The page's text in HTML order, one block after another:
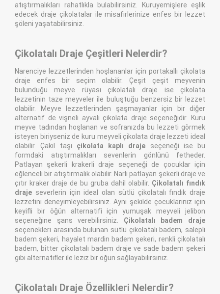
atıştırmalıkları rahatlıkla bulabilirsiniz. Kuruyemişlere eşlik
edecek draje çikolatalar ile misafirlerinize enfes bir lezzet
şöleni yaşatabilirsiniz.
Çikolatalı Draje Çeşitleri Nelerdir?
Narenciye lezzetlerinden hoşlananlar için portakallı çikolata
draje enfes bir seçim olabilir. Çeşit çeşit meyvenin
bulunduğu meyve rüyası çikolatalı draje ise çikolata
lezzetinin taze meyveler ile buluştuğu benzersiz bir lezzet
olabilir. Meyve lezzetlerinden şaşmayanlar için bir diğer
alternatif de vişneli ayvalı çikolata draje seçeneğidir. Kuru
meyve tadından hoşlanan ve sofranızda bu lezzeti görmek
isteyen biriyseniz de kuru meyveli çikolata draje lezzeti ideal
olabilir. Çakıl taşı çikolata kaplı draje seçeneği ise bu
formdaki atıştırmalıkları sevenlerin gönlünü fetheder.
Patlayan şekerli krakerli draje seçeneği de çocuklar için
eğlenceli bir atıştırmalık olabilir. Narlı patlayan şekerli draje ve
çıtır kraker draje de bu gruba dahil olabilir. Çikolatalı fındık
draje severlerin için ideal olan sütlü çikolatalı fındık draje
lezzetini deneyimleyebilirsiniz. Aynı şekilde çocuklarınız için
keyifli bir öğün alternatifi için yumuşak meyveli jelibon
seçeneğine şans verebilirsiniz. Çikolatalı badem draje
seçenekleri arasında bulunan sütlü çikolatalı badem, salepli
badem şekeri, hayalet mardin badem şekeri, renkli çikolatalı
badem, bitter çikolatalı badem draje ve sade badem şekeri
gibi alternatifler ile leziz bir öğün sağlayabilirsiniz.
Çikolatalı Draje Özellikleri Nelerdir?